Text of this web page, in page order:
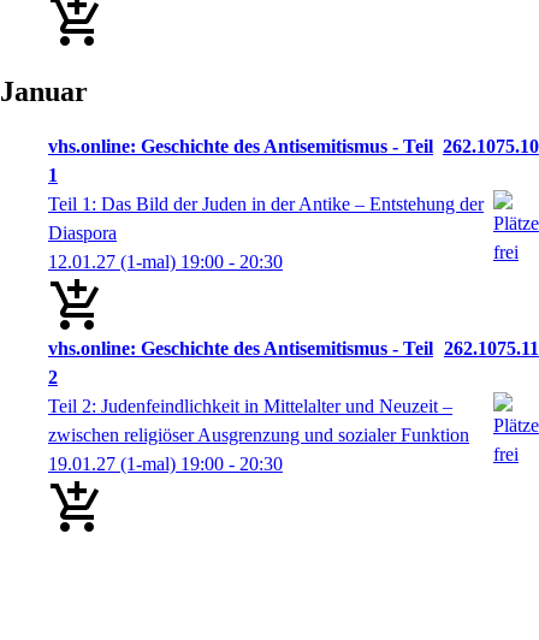
Januar
vhs.online: Geschichte des Antisemitismus - Teil
1
262.1075.10
Teil 1: Das Bild der Juden in der Antike – Entstehung der
Diaspora
12.01.27 (1-mal) 19:00 - 20:30
vhs.online: Geschichte des Antisemitismus - Teil
2
262.1075.11
Teil 2: Judenfeindlichkeit in Mittelalter und Neuzeit –
zwischen religiöser Ausgrenzung und sozialer Funktion
19.01.27 (1-mal) 19:00 - 20:30